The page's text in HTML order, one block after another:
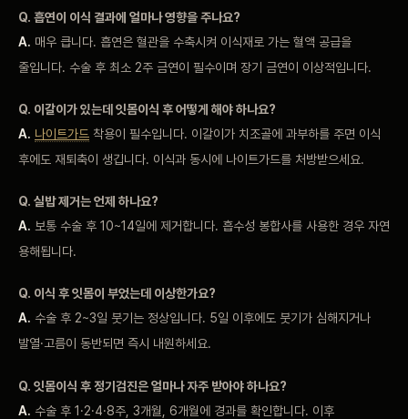
Q. 흡연이 이식 결과에 얼마나 영향을 주나요?
A. 매우 큽니다. 흡연은 혈관을 수축시켜 이식재로 가는 혈액 공급을
줄입니다. 수술 후 최소 2주 금연이 필수이며 장기 금연이 이상적입니다.
Q. 이갈이가 있는데 잇몸이식 후 어떻게 해야하나요?
A. 나이트가드 착용이 필수입니다. 이갈이가 치조골에 과부하를 주면 이식
후에도 재퇴축이 생깁니다. 이식과 동시에 나이트가드를 처방받으세요.
Q. 실밥 제거는 언제 하나요?
A. 보통 수술 후 10~14일에 제거합니다. 흡수성 봉합사를 사용한 경우 자연
용해됩니다.
Q. 이식 후 잇몸이 부었는데 이상한가요?
A. 수술 후 2~3일 붓기는 정상입니다. 5일 이후에도 붓기가 심해지거나
발열·고름이 동반되면 즉시 내원하세요.
Q. 잇몸이식 후 정기검진은 얼마나 자주 받아야 하나요?
A. 수술 후 1·2·4·8주, 3개월, 6개월에 경과를 확인합니다. 이후